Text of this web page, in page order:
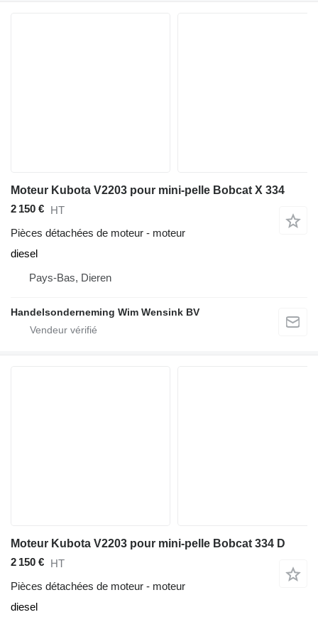
Moteur Kubota V2203 pour mini-pelle Bobcat X 334
2 150 € HT
Pièces détachées de moteur - moteur
diesel
Pays-Bas, Dieren
Handelsonderneming Wim Wensink BV
Moteur Kubota V2203 pour mini-pelle Bobcat 334 D
2 150 € HT
Pièces détachées de moteur - moteur
diesel